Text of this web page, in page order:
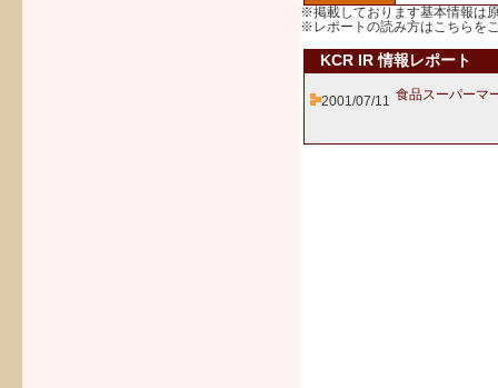
※掲載しております基本情報は
※レポートの読み方はこちら を
KCR IR 情報レポート
2001/07/11 食品スーパーマ